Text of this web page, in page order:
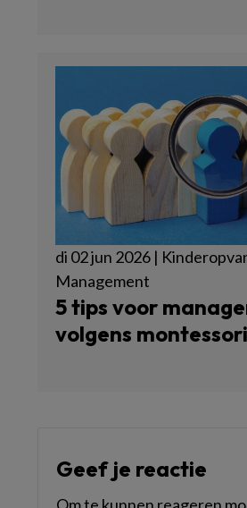
di 02 jun 2026 |
Management
5 tips voor
volgens montessori
Geef je reactie